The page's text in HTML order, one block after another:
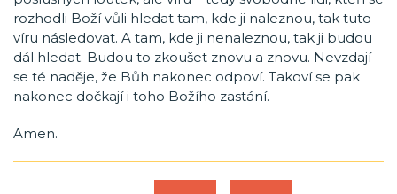
rozhodli Boží vůli hledat tam, kde ji naleznou, tak tuto
víru následovat. A tam, kde ji nenaleznou, tak ji budou
dál hledat. Budou to zkoušet znovu a znovu. Nevzdají
se té naděje, že Bůh nakonec odpoví. Takoví se pak
nakonec dočkají i toho Božího zastání.
Amen.